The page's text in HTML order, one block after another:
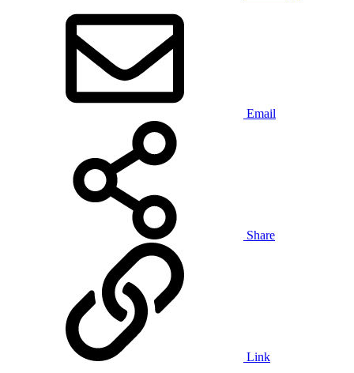
Email
Share
Link